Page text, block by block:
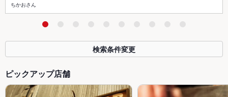
ちかおさん
検索条件変更
ピックアップ店舗